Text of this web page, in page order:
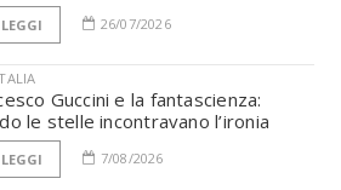
LEGGI 26/07/2026
Guccini e la fantascienza:
le stelle incontravano l’ironia
LEGGI 7/08/2026